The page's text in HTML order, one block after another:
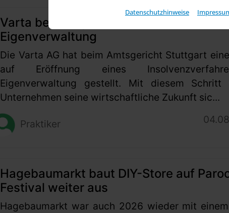
Datenschutzhinweise
Varta beantragt Insolvenzverfahren in
Eigenverwaltung
Die Varta AG hat beim Amtsgericht Stuttgart
auf Eröffnung eines
Eigenverwaltung gestellt. Mit diesem
Unternehmen seine wirtschaftliche Zukunft sic...
Praktiker
Hagebaumarkt baut DIY-Store auf
Festival weiter aus
Hagebaumarkt war auch 2026 wieder mit